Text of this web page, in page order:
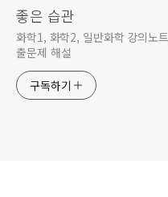
좋은 습관
화학1, 화학2, 일반화학 강의노
출문제 해설
구독하기